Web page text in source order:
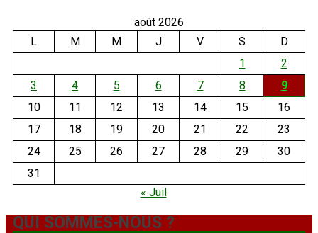
août 2026
L
M M J V S
D
1
2
3
4 5 6 7 8
9
10
11 12 13 14 15
16
17
18 19 20 21 22
23
24
25 26 27 28 29
30
31
« Juil
QUI SOMMES-NOUS ?